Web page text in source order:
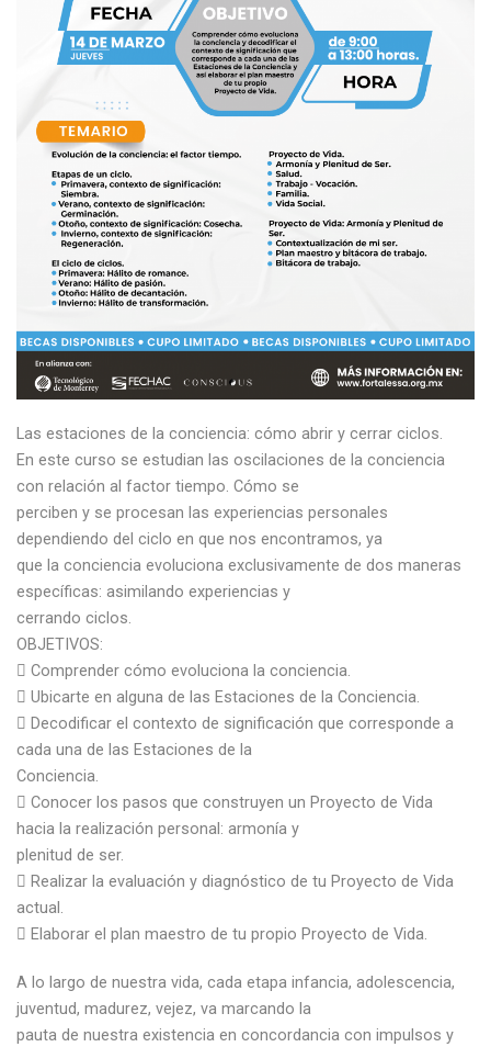
Las estaciones de la conciencia: cómo abrir y cerrar ciclos.
En este curso se estudian las oscilaciones de la conciencia
con relación al factor tiempo. Cómo se
perciben y se procesan las experiencias personales
dependiendo del ciclo en que nos encontramos, ya
que la conciencia evoluciona exclusivamente de dos maneras
específicas: asimilando experiencias y
cerrando ciclos.
OBJETIVOS:
 Comprender cómo evoluciona la conciencia.
 Ubicarte en alguna de las Estaciones de la Conciencia.
 Decodificar el contexto de significación que corresponde a
cada una de las Estaciones de la
Conciencia.
 Conocer los pasos que construyen un Proyecto de Vida
hacia la realización personal: armonía y
plenitud de ser.
 Realizar la evaluación y diagnóstico de tu Proyecto de Vida
actual.
 Elaborar el plan maestro de tu propio Proyecto de Vida.
A lo largo de nuestra vida, cada etapa infancia, adolescencia,
juventud, madurez, vejez, va marcando la
pauta de nuestra existencia en concordancia con impulsos y